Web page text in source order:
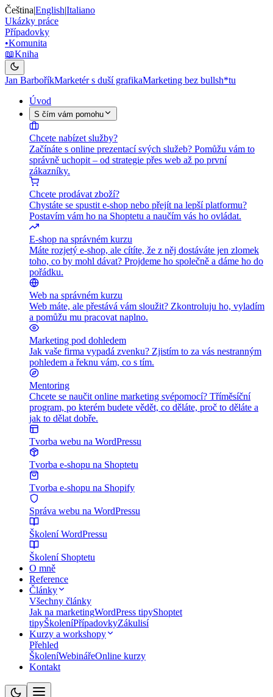
Čeština|English|Italiano
Ukázky práce
Případovky
•Komunita
📖Kniha
Jan BarboříkMarketér s duší grafikaMarketing bez bullsh*tu
Úvod
S čím vám pomohu
Chcete nabízet služby?
Začínáte s online prezentací svých služeb? Pomůžu vám to
správně uchopit – od strategie přes web až po první
zákazníky.
Chcete prodávat zboží?
Chystáte se spustit e-shop nebo přejít na lepší platformu?
Postavím vám ho na Shoptetu a naučím vás ho ovládat.
E-shop na správném kurzu
Máte rozjetý e-shop, ale cítíte, že z něj dostáváte jen zlomek
toho, co by mohl dávat? Projdeme ho společně a dáme ho do
pořádku.
Web na správném kurzu
Web máte, ale přestává vám sloužit? Zkontroluju ho, vyladím
a pomůžu mu pracovat naplno.
Marketing pod dohledem
Jak vaše firma vypadá zvenku? Zjistím to za vás nestranným
pohledem a řeknu vám, co s tím.
Mentoring
Chcete se naučit online marketing svépomocí? Tříměsíční
program, po kterém budete vědět, co děláte, proč to děláte a
jak to dělat dobře.
Tvorba webu na WordPressu
Tvorba e-shopu na Shoptetu
Tvorba e-shopu na Shopify
Správa webu na WordPressu
Školení WordPressu
Školení Shoptetu
O mně
Reference
Články
Všechny články
Jak na marketingWordPress tipyShoptet
tipyŠkoleníPřípadovkyZákulisí
Kurzy a workshopy
Přehled
ŠkoleníWebinářeOnline kurzy
Kontakt